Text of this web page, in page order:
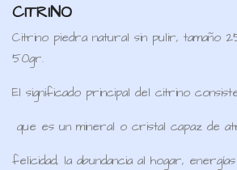
CITRINO
Citrino piedra natural sin pulir, tamaño
50gr.
El significado principal del citrino
que es un mineral o cristal capaz de
felicidad, la abundancia al hogar, energías